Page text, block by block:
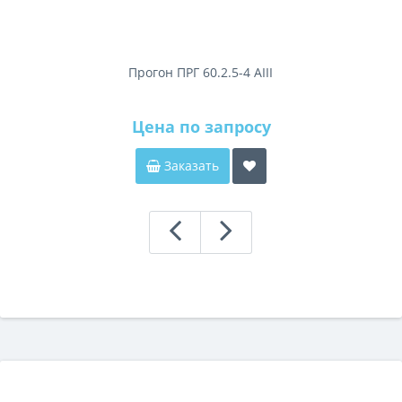
Прогон ПРГ 60.2.5-4 АIII
Цена по запросу
Заказать